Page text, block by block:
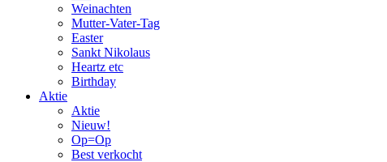
Weinachten
Mutter-Vater-Tag
Easter
Sankt Nikolaus
Heartz etc
Birthday
Aktie
Aktie
Nieuw!
Op=Op
Best verkocht